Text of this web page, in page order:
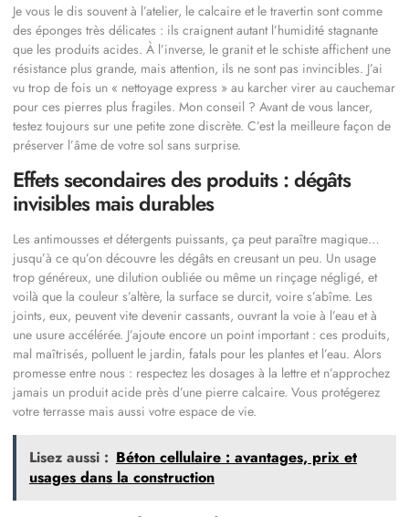
Je vous le dis souvent à l’atelier, le calcaire et le travertin sont comme
des éponges très délicates : ils craignent autant l’humidité stagnante
que les produits acides. À l’inverse, le granit et le schiste affichent une
résistance plus grande, mais attention, ils ne sont pas invincibles. J’ai
vu trop de fois un « nettoyage express » au karcher virer au cauchemar
pour ces pierres plus fragiles. Mon conseil ? Avant de vous lancer,
testez toujours sur une petite zone discrète. C’est la meilleure façon de
préserver l’âme de votre sol sans surprise.
Effets secondaires des produits : dégâts
invisibles mais durables
Les antimousses et détergents puissants, ça peut paraître magique…
jusqu’à ce qu’on découvre les dégâts en creusant un peu. Un usage
trop généreux, une dilution oubliée ou même un rinçage négligé, et
voilà que la couleur s’altère, la surface se durcit, voire s’abîme. Les
joints, eux, peuvent vite devenir cassants, ouvrant la voie à l’eau et à
une usure accélérée. J’ajoute encore un point important : ces produits,
mal maîtrisés, polluent le jardin, fatals pour les plantes et l’eau. Alors
promesse entre nous : respectez les dosages à la lettre et n’approchez
jamais un produit acide près d’une pierre calcaire. Vous protégerez
votre terrasse mais aussi votre espace de vie.
Lisez aussi : Béton cellulaire : avantages, prix et
usages dans la construction